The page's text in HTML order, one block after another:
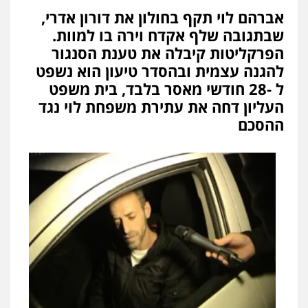
אברהם לוי תקף בחולון את דורון אדרי,
שבתגובה שלף אקדח וירה בו למוות.
הפרקליטות קיבלה את טענת הסנגור
להגנה עצמית ובהסדר טיעון הוא נשפט
ל -28 חודשי מאסר בלבד, בית משפט
העליון דחה את עתירת משפחת לוי נגד
ההסכם